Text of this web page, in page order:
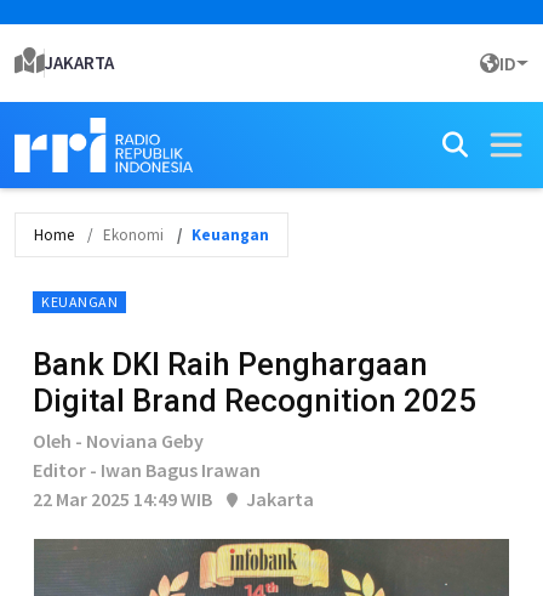
JAKARTA ID
Home Ekonomi Keuangan
KEUANGAN
Bank DKI Raih Penghargaan
Digital Brand Recognition 2025
Oleh - Noviana Geby
Editor - Iwan Bagus Irawan
22 Mar 2025 14:49 WIB
Jakarta